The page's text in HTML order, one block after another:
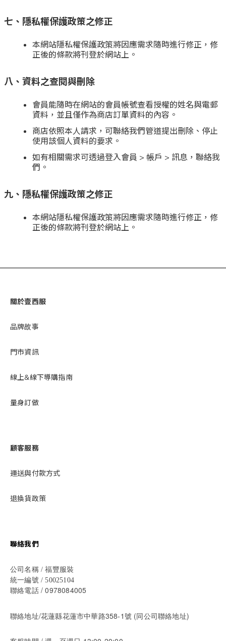
七、隱私權保護政策之修正
本網站隱私權保護政策將因應需求隨時進行修正，修
正後的條款將刊登於網站上。
八、資料之查閱與刪除
會員能隨時在網站的會員帳號查看授權的姓名與電郵
資料，並且僅作為商店訂單資料的內容。
商店依照本人請求，可聯絡我們管道提出刪除、停止
使用該個人資料的要求。
如有相關需求可透過登入會員 > 帳戶 > 訊息，聯絡我
們。
九、隱私權保護政策之修正
本網站隱私權保護政策將因應需求隨時進行修正，修
正後的條款將刊登於網站上。
關於壹西服
品牌故事
門市資訊
線上&線下導購指南
量身訂做
顧客服務
運送與付款方式
退換貨政策
聯絡我們
公司名稱 / 福豐服裝
統一編號 / 50025104
聯絡電話/ 0978084005
聯絡地址/花蓮縣花蓮市中華路358-1號 (同公司聯絡地址)